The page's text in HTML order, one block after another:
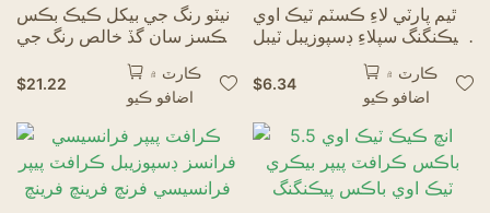
نيٽو رنگ جي بیکل ڪيڪ بڪس
باڪسز سان گڏ خالص رنگ جي
بیکل باڪسس پيپرڪ باڪس
$21.22
ڪارٽ ۾
اضافو ڪيو
ٿيم پارٽي لاءِ ڪسٽم ٽيڪ اوي
پيڪنگنگ سپلاءِ ڊسپوزيبل ٽيبل
$6.34
ڪارٽ ۾
اضافو ڪيو